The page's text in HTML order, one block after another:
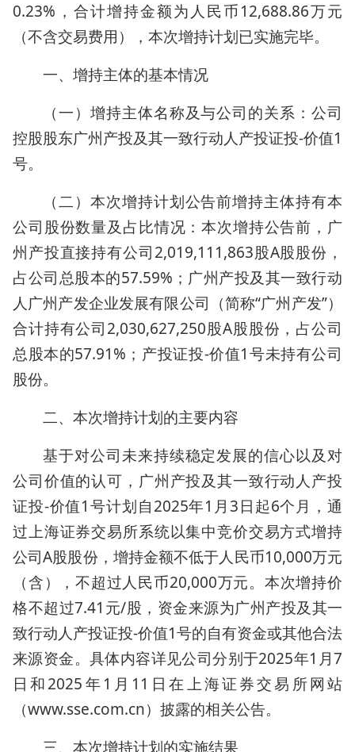
0.23%，合计增持金额为人民币12,688.86万元
（不含交易费用），本次增持计划已实施完毕。
一、增持主体的基本情况
（一）增持主体名称及与公司的关系：公司
控股股东广州产投及其一致行动人产投证投-价值1
号。
（二）本次增持计划公告前增持主体持有本
公司股份数量及占比情况：本次增持公告前，广
州产投直接持有公司2,019,111,863股A股股份，
占公司总股本的57.59%；广州产投及其一致行动
人广州产发企业发展有限公司（简称“广州产发”）
合计持有公司2,030,627,250股A股股份，占公司
总股本的57.91%；产投证投-价值1号未持有公司
股份。
二、本次增持计划的主要内容
基于对公司未来持续稳定发展的信心以及对
公司价值的认可，广州产投及其一致行动人产投
证投-价值1号计划自2025年1月3日起6个月，通
过上海证券交易所系统以集中竞价交易方式增持
公司A股股份，增持金额不低于人民币10,000万元
（含），不超过人民币20,000万元。本次增持价
格不超过7.41元/股，资金来源为广州产投及其一
致行动人产投证投-价值1号的自有资金或其他合法
来源资金。具体内容详见公司分别于2025年1月7
日和2025年1月11日在上海证券交易所网站
（www.sse.com.cn）披露的相关公告。
三、本次增持计划的实施结果